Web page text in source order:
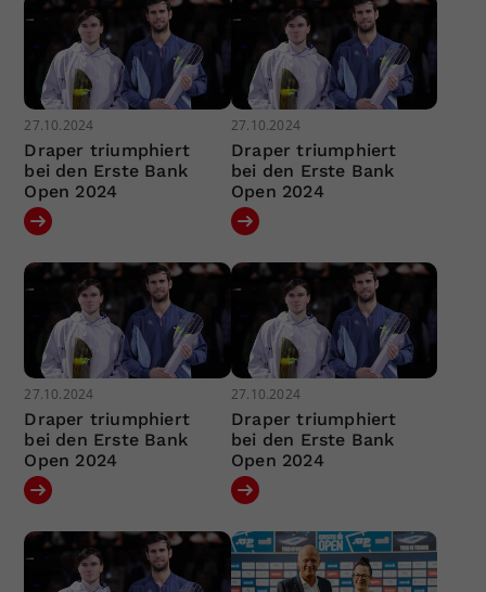
27.10.2024
Draper triumphiert
bei den Erste Bank
Open 2024
27.10.2024
Draper triumphiert
bei den Erste Bank
Open 2024
27.10.2024
Draper triumphiert
bei den Erste Bank
Open 2024
27.10.2024
Draper triumphiert
bei den Erste Bank
Open 2024